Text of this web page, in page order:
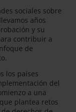
sociales sobre
llevamos años
y su
contribuir a
de
los países
del
a una
plantea retos